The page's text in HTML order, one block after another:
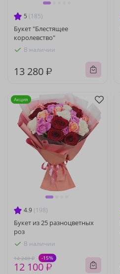
5 (185)
Букет "Блестящее
королевство"
В наличии
13 280 ₽
4.9 (198)
Букет из 25 разноцветных
роз
В наличии
14 240 ₽ -15%
12 100 ₽
Акция